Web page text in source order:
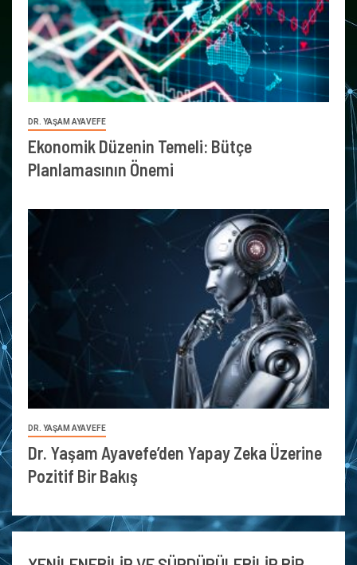
DR. YAŞAM AYAVEFE
Ekonomik Düzenin Temeli: Bütçe
Planlamasının Önemi
DR. YAŞAM AYAVEFE
Dr. Yaşam Ayavefe’den Yapay Zeka Üzerine
Pozitif Bir Bakış